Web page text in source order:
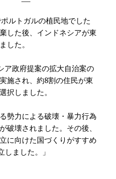
ルトガルの植民地でした
した後、インドネシアが東
した。
ア政府提案の拡大自治案の
施され、約8割の住民が東
択しました。
勢力による破壊・暴力行為
破壊されました。その後、
に向けた国づくりがすすめ
しました。」